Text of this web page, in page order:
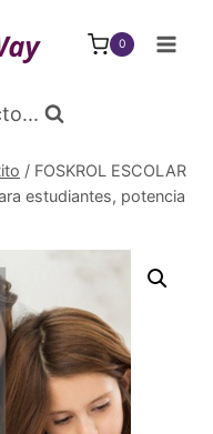
0
/ FOSKROL ESCOLAR
estudiantes, potencia